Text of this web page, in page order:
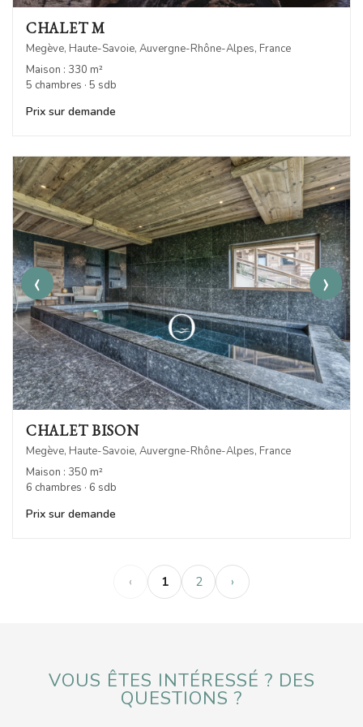
CHALET M
Megève, Haute-Savoie, Auvergne-Rhône-Alpes, France
Maison : 330 m²
5 chambres · 5 sdb
Prix sur demande
‹ ›
CHALET BISON
Megève, Haute-Savoie, Auvergne-Rhône-Alpes, France
Maison : 350 m²
6 chambres · 6 sdb
Prix sur demande
‹ 1 2 ›
VOUS ÊTES INTÉRESSÉ ? DES
QUESTIONS ?